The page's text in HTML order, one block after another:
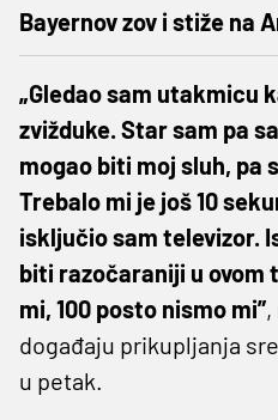
Bayernov zov i stiže na
„Gledao sam utakmicu
zvižduke. Star sam pa
mogao biti moj sluh, pa
Trebalo mi je još 10
isključio sam televizor.
biti razočaraniji u ovom
mi, 100 posto nismo mi”
događaju prikupljanja
u petak.